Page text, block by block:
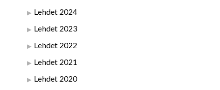
Lehdet 2024
Lehdet 2023
Lehdet 2022
Lehdet 2021
Lehdet 2020